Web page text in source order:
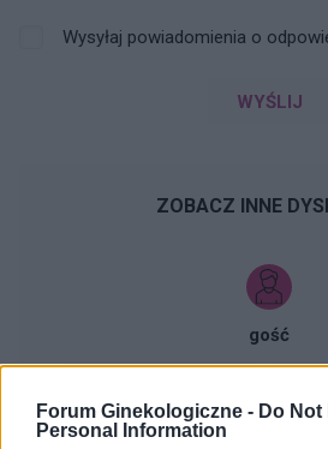
Forum Ginekologiczne - Do
Personal Information
Wysyłaj powiadomienia o
WYŚLIJ
ZOBACZ INNE
gość
co to może być
Coraz częściej gdy muszę